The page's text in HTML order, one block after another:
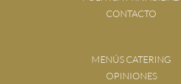
CONTACTO
MENÚS CATERING
OPINIONES